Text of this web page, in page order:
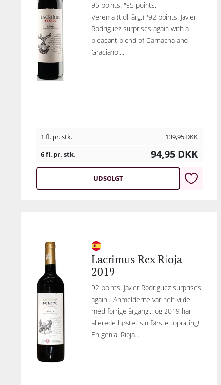
95 points. "95 points." –
Verema (tidl. årg.) "92 points. Javier
Rodriguez surprises again with a
pleasant blend of Garnacha and
Graciano....
1 fl. pr. stk. 139,95 DKK
6 fl. pr. stk.
94,95 DKK
UDSOLGT
Lacrimus Rex Rioja
2019
92 points. Javier Rodriguez surprises
again... Anmelderne var helt vilde
med forrige årgang... og 2019 har
allerede høstet sin første toprating!
En genial Rioja...